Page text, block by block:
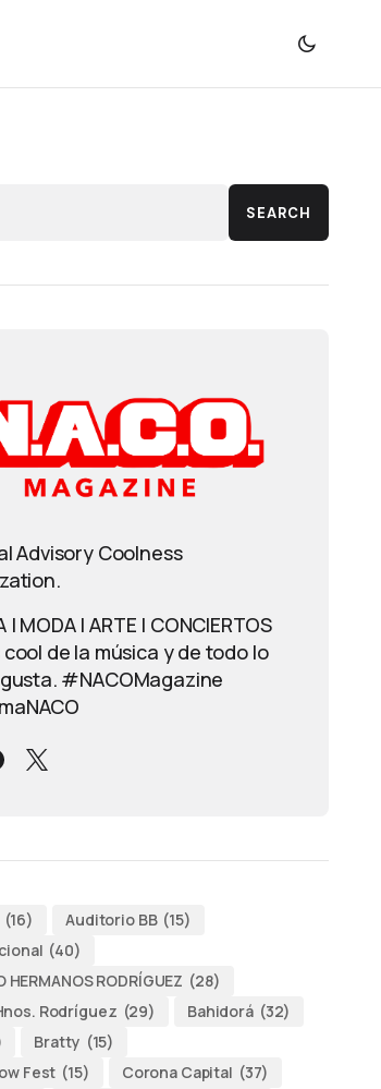
SEARCH
Advisory Coolness
| MODA | ARTE | CONCIERTOS
cool de la música y de todo lo
#NACOMagazine
(16) Auditorio BB (15)
(40)
HERMANOS RODRÍGUEZ (28)
Rodríguez (29) Bahidorá (32)
Bratty (15)
Fest (15) Corona Capital (37)